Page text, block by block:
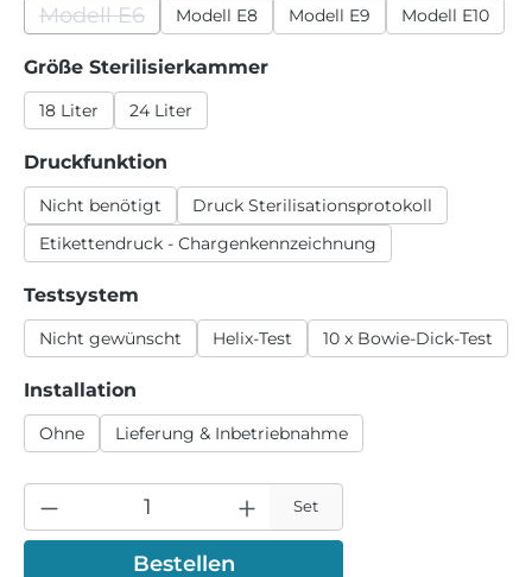
Modell E6
(Diese Option ist zurzeit nicht verfügbar.)
Modell E8 Modell E9 Modell E10
Größe Sterilisierkammerauswählen
18 Liter 24 Liter
Druckfunktion
Nicht benötigt
Druck Sterilisationsprotokoll
Etikettendruck - Chargenkennzeichnung
Testsystem
Nicht gewünscht Helix-Test 10 x Bowie-Dick-Test
Installation
Ohne Lieferung & Inbetriebnahme
Set
Bestellen